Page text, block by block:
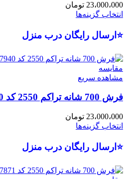
23،000،000 تومان
انتخاب گزینه‌ها
⭐ارسال رایگان درب منزل
مقایسه
مشاهده سریع
فرش 700 شانه تراکم 2550 کد 77940
23،000،000 تومان
انتخاب گزینه‌ها
⭐ارسال رایگان درب منزل